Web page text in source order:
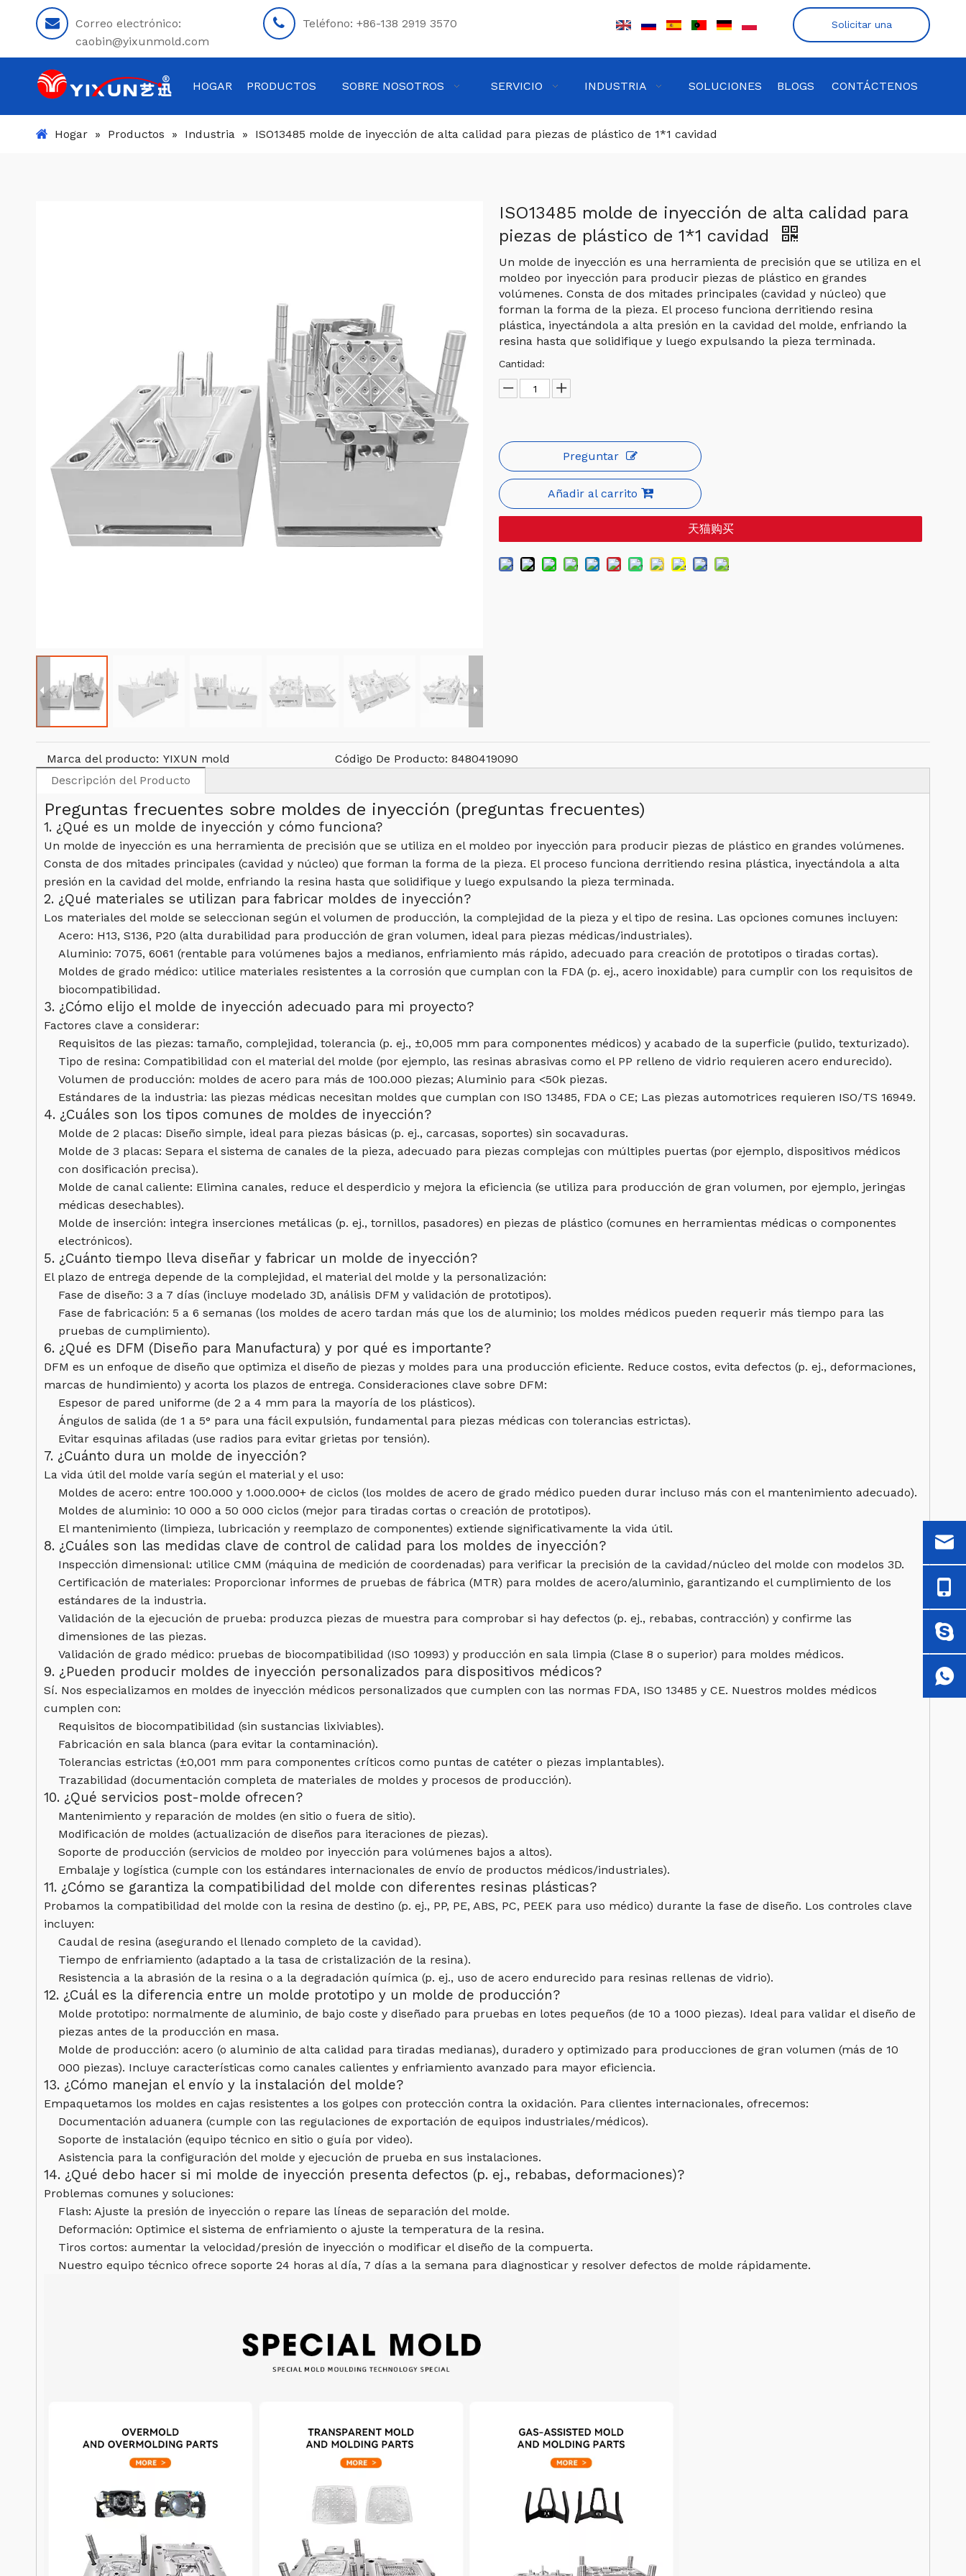
Correo electrónico:
caobin@yixunmold.com
Teléfono: +86-138 2919 3570 Solicitar una
cotización
HOGAR PRODUCTOS SOBRE NOSOTROS SERVICIO INDUSTRIA SOLUCIONES BLOGS CONTÁCTENOS
Hogar » Productos » Industria » ISO13485 molde de inyección de alta calidad para piezas de plástico de 1*1 cavidad
ISO13485 molde de inyección de alta calidad para
piezas de plástico de 1*1 cavidad
Un molde de inyección es una herramienta de precisión que se utiliza en el
moldeo por inyección para producir piezas de plástico en grandes
volúmenes. Consta de dos mitades principales (cavidad y núcleo) que
forman la forma de la pieza. El proceso funciona derritiendo resina
plástica, inyectándola a alta presión en la cavidad del molde, enfriando la
resina hasta que solidifique y luego expulsando la pieza terminada.
Cantidad:
Preguntar
Añadir al carrito
天猫购买
Marca del producto: YIXUN mold Código De Producto: 8480419090
Descripción del Producto
Preguntas frecuentes sobre moldes de inyección (preguntas frecuentes)
1. ¿Qué es un molde de inyección y cómo funciona?
Un molde de inyección es una herramienta de precisión que se utiliza en el moldeo por inyección para producir piezas de plástico en grandes volúmenes.
Consta de dos mitades principales (cavidad y núcleo) que forman la forma de la pieza. El proceso funciona derritiendo resina plástica, inyectándola a alta
presión en la cavidad del molde, enfriando la resina hasta que solidifique y luego expulsando la pieza terminada.
2. ¿Qué materiales se utilizan para fabricar moldes de inyección?
Los materiales del molde se seleccionan según el volumen de producción, la complejidad de la pieza y el tipo de resina. Las opciones comunes incluyen:
Acero: H13, S136, P20 (alta durabilidad para producción de gran volumen, ideal para piezas médicas/industriales).
Aluminio: 7075, 6061 (rentable para volúmenes bajos a medianos, enfriamiento más rápido, adecuado para creación de prototipos o tiradas cortas).
Moldes de grado médico: utilice materiales resistentes a la corrosión que cumplan con la FDA (p. ej., acero inoxidable) para cumplir con los requisitos de
biocompatibilidad.
3. ¿Cómo elijo el molde de inyección adecuado para mi proyecto?
Factores clave a considerar:
Requisitos de las piezas: tamaño, complejidad, tolerancia (p. ej., ±0,005 mm para componentes médicos) y acabado de la superficie (pulido, texturizado).
Tipo de resina: Compatibilidad con el material del molde (por ejemplo, las resinas abrasivas como el PP relleno de vidrio requieren acero endurecido).
Volumen de producción: moldes de acero para más de 100.000 piezas; Aluminio para <50k piezas.
Estándares de la industria: las piezas médicas necesitan moldes que cumplan con ISO 13485, FDA o CE; Las piezas automotrices requieren ISO/TS 16949.
4. ¿Cuáles son los tipos comunes de moldes de inyección?
Molde de 2 placas: Diseño simple, ideal para piezas básicas (p. ej., carcasas, soportes) sin socavaduras.
Molde de 3 placas: Separa el sistema de canales de la pieza, adecuado para piezas complejas con múltiples puertas (por ejemplo, dispositivos médicos
con dosificación precisa).
Molde de canal caliente: Elimina canales, reduce el desperdicio y mejora la eficiencia (se utiliza para producción de gran volumen, por ejemplo, jeringas
médicas desechables).
Molde de inserción: integra inserciones metálicas (p. ej., tornillos, pasadores) en piezas de plástico (comunes en herramientas médicas o componentes
electrónicos).
5. ¿Cuánto tiempo lleva diseñar y fabricar un molde de inyección?
El plazo de entrega depende de la complejidad, el material del molde y la personalización:
Fase de diseño: 3 a 7 días (incluye modelado 3D, análisis DFM y validación de prototipos).
Fase de fabricación: 5 a 6 semanas (los moldes de acero tardan más que los de aluminio; los moldes médicos pueden requerir más tiempo para las
pruebas de cumplimiento).
6. ¿Qué es DFM (Diseño para Manufactura) y por qué es importante?
DFM es un enfoque de diseño que optimiza el diseño de piezas y moldes para una producción eficiente. Reduce costos, evita defectos (p. ej., deformaciones,
marcas de hundimiento) y acorta los plazos de entrega. Consideraciones clave sobre DFM:
Espesor de pared uniforme (de 2 a 4 mm para la mayoría de los plásticos).
Ángulos de salida (de 1 a 5° para una fácil expulsión, fundamental para piezas médicas con tolerancias estrictas).
Evitar esquinas afiladas (use radios para evitar grietas por tensión).
7. ¿Cuánto dura un molde de inyección?
La vida útil del molde varía según el material y el uso:
Moldes de acero: entre 100.000 y 1.000.000+ de ciclos (los moldes de acero de grado médico pueden durar incluso más con el mantenimiento adecuado).
Moldes de aluminio: 10 000 a 50 000 ciclos (mejor para tiradas cortas o creación de prototipos).
El mantenimiento (limpieza, lubricación y reemplazo de componentes) extiende significativamente la vida útil.
8. ¿Cuáles son las medidas clave de control de calidad para los moldes de inyección?
Inspección dimensional: utilice CMM (máquina de medición de coordenadas) para verificar la precisión de la cavidad/núcleo del molde con modelos 3D.
Certificación de materiales: Proporcionar informes de pruebas de fábrica (MTR) para moldes de acero/aluminio, garantizando el cumplimiento de los
estándares de la industria.
Validación de la ejecución de prueba: produzca piezas de muestra para comprobar si hay defectos (p. ej., rebabas, contracción) y confirme las
dimensiones de las piezas.
Validación de grado médico: pruebas de biocompatibilidad (ISO 10993) y producción en sala limpia (Clase 8 o superior) para moldes médicos.
9. ¿Pueden producir moldes de inyección personalizados para dispositivos médicos?
Sí. Nos especializamos en moldes de inyección médicos personalizados que cumplen con las normas FDA, ISO 13485 y CE. Nuestros moldes médicos
cumplen con:
Requisitos de biocompatibilidad (sin sustancias lixiviables).
Fabricación en sala blanca (para evitar la contaminación).
Tolerancias estrictas (±0,001 mm para componentes críticos como puntas de catéter o piezas implantables).
Trazabilidad (documentación completa de materiales de moldes y procesos de producción).
10. ¿Qué servicios post-molde ofrecen?
Mantenimiento y reparación de moldes (en sitio o fuera de sitio).
Modificación de moldes (actualización de diseños para iteraciones de piezas).
Soporte de producción (servicios de moldeo por inyección para volúmenes bajos a altos).
Embalaje y logística (cumple con los estándares internacionales de envío de productos médicos/industriales).
11. ¿Cómo se garantiza la compatibilidad del molde con diferentes resinas plásticas?
Probamos la compatibilidad del molde con la resina de destino (p. ej., PP, PE, ABS, PC, PEEK para uso médico) durante la fase de diseño. Los controles clave
incluyen:
Caudal de resina (asegurando el llenado completo de la cavidad).
Tiempo de enfriamiento (adaptado a la tasa de cristalización de la resina).
Resistencia a la abrasión de la resina o a la degradación química (p. ej., uso de acero endurecido para resinas rellenas de vidrio).
12. ¿Cuál es la diferencia entre un molde prototipo y un molde de producción?
Molde prototipo: normalmente de aluminio, de bajo coste y diseñado para pruebas en lotes pequeños (de 10 a 1000 piezas). Ideal para validar el diseño de
piezas antes de la producción en masa.
Molde de producción: acero (o aluminio de alta calidad para tiradas medianas), duradero y optimizado para producciones de gran volumen (más de 10
000 piezas). Incluye características como canales calientes y enfriamiento avanzado para mayor eficiencia.
13. ¿Cómo manejan el envío y la instalación del molde?
Empaquetamos los moldes en cajas resistentes a los golpes con protección contra la oxidación. Para clientes internacionales, ofrecemos:
Documentación aduanera (cumple con las regulaciones de exportación de equipos industriales/médicos).
Soporte de instalación (equipo técnico en sitio o guía por video).
Asistencia para la configuración del molde y ejecución de prueba en sus instalaciones.
14. ¿Qué debo hacer si mi molde de inyección presenta defectos (p. ej., rebabas, deformaciones)?
Problemas comunes y soluciones:
Flash: Ajuste la presión de inyección o repare las líneas de separación del molde.
Deformación: Optimice el sistema de enfriamiento o ajuste la temperatura de la resina.
Tiros cortos: aumentar la velocidad/presión de inyección o modificar el diseño de la compuerta.
Nuestro equipo técnico ofrece soporte 24 horas al día, 7 días a la semana para diagnosticar y resolver defectos de molde rápidamente.